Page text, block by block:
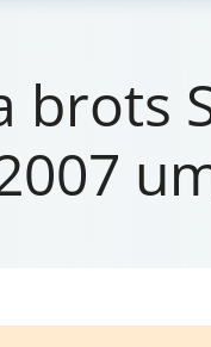
brots